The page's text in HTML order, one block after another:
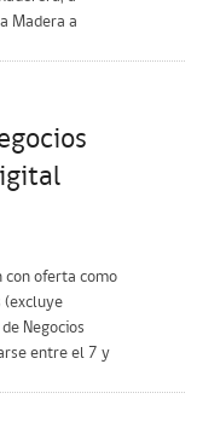
Madera a
con oferta como
(excluye
Negocios
entre el 7 y